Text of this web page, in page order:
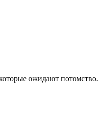
ожидают потомство.